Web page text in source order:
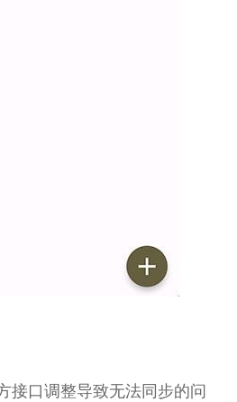
接口调整导致无法同步的问